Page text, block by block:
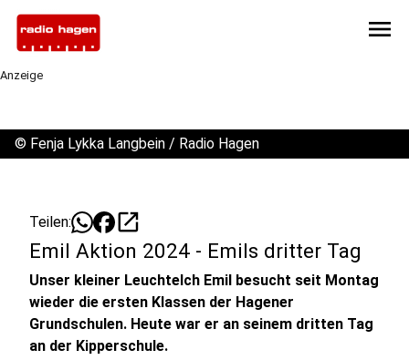
menu
Anzeige
© Fenja Lykka Langbein / Radio Hagen
Teilen: open_in_new
Emil Aktion 2024 - Emils dritter Tag
Unser kleiner Leuchtelch Emil besucht seit Montag
wieder die ersten Klassen der Hagener
Grundschulen. Heute war er an seinem dritten Tag
an der Kipperschule.